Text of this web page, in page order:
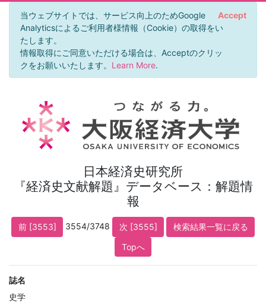
当ウェブサイトでは、サービス向上のためGoogle
Analyticsによるご利用者様情報（Cookie）の取得をい
たします。
情報取得にご同意いただける場合は、Acceptのクリッ
クをお願いいたします。 Learn More.
Accept
日本経済史研究所
『経済史文献解題』データベース：解題情
報
前 [3553] 3554/3748 次 [3555]
検索結果一覧に戻る
Topへ
誌名
史学